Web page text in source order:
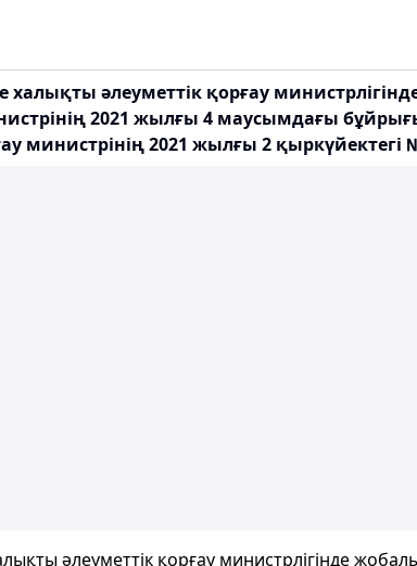
әлеуметтік қорғау
2021 жылғы 4 маусымдағы
министрінің 2021 жылғы 2 қыркүйектегі
әлеуметтік қорғау министрлігінде